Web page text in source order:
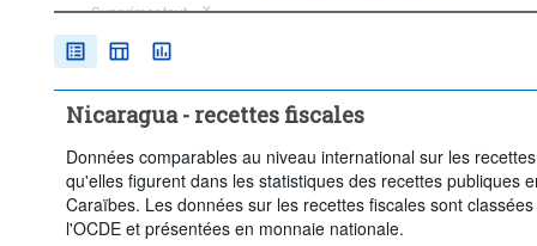
Supprimer tout
Nicaragua - recettes fiscales
Données comparables au niveau international sur les
qu'elles figurent dans les statistiques des recettes publiques
Caraïbes. Les données sur les recettes fiscales sont
l'OCDE et présentées en monnaie nationale.